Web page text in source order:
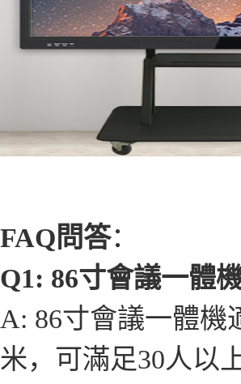
FAQ問答：
Q1: 86寸會議一體
A: 86寸會議一體機
米，可滿足30人以